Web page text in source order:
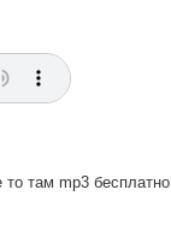
там mp3 бесплатно